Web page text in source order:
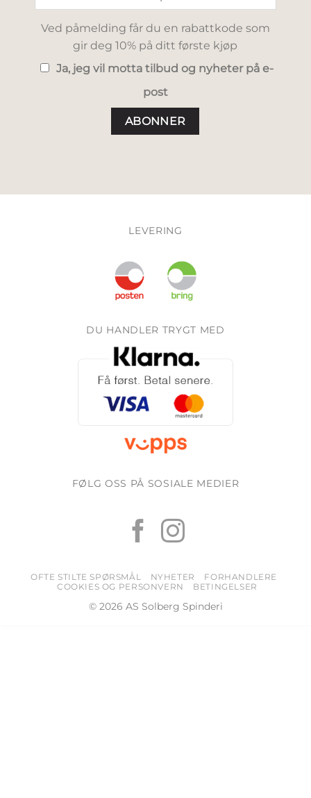
Ved påmelding får du en rabattkode som
gir deg 10% på ditt første kjøp
Ja, jeg vil motta tilbud og nyheter på e-
post
LEVERING
DU HANDLER TRYGT MED
FØLG OSS PÅ SOSIALE MEDIER
OFTE STILTE SPØRSMÅL NYHETER
FORHANDLERE
COOKIES OG PERSONVERN
BETINGELSER
© 2026 AS Solberg Spinderi